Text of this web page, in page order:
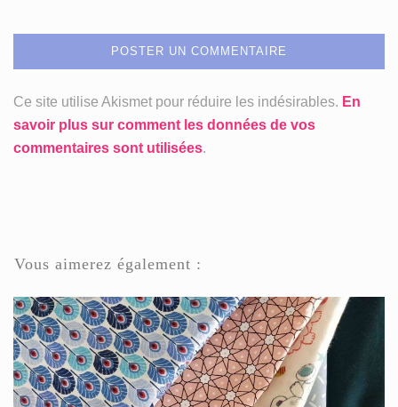
Ce site utilise Akismet pour réduire les indésirables. En
savoir plus sur comment les données de vos
commentaires sont utilisées.
Vous aimerez également :